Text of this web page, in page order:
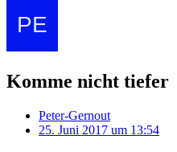
Komme nicht tiefer
Peter-Gernout
25. Juni 2017 um 13:54